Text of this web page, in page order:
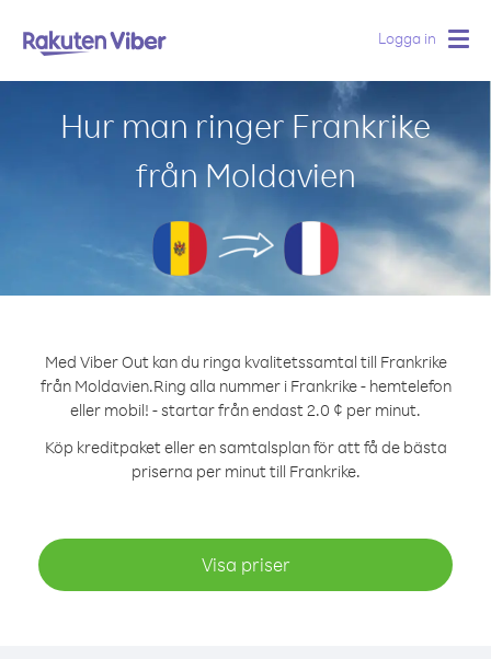
Logga in
Hur man ringer Frankrike
från Moldavien
Med Viber Out kan du ringa kvalitetssamtal till Frankrike
från Moldavien.Ring alla nummer i Frankrike - hemtelefon
eller mobil! - startar från endast 2.0 ¢ per minut.
Köp kreditpaket eller en samtalsplan för att få de bästa
priserna per minut till Frankrike.
Visa priser